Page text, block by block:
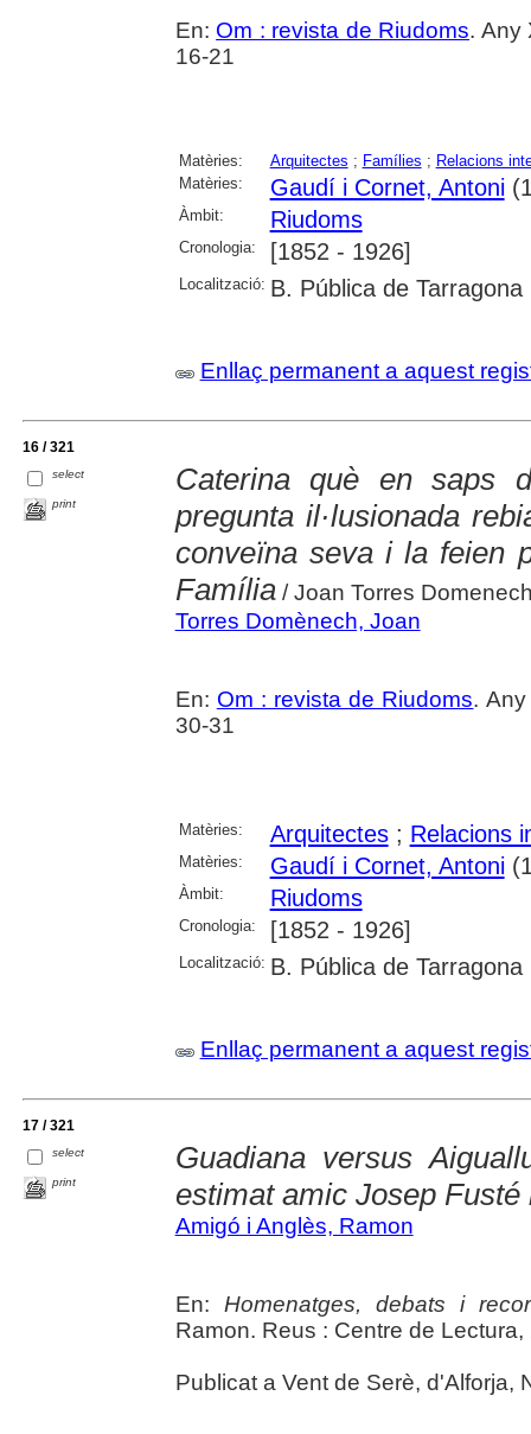
En: Om : revista de Riudoms. Any
16-21
Matèries: Arquitectes ; Famílies ; Relacions
Matèries:
Gaudí i Cornet, Antoni
Àmbit: Riudoms
Cronologia: [1852 - 1926]
Localització: B. Pública de Tarragona
Enllaç permanent a aquest
16 / 321
select
print
Caterina què en saps
pregunta il·lusionada
conveïna seva i la feien
Família/ Joan Torres
Torres Domènech, Joan
En: Om : revista de Riudoms.
30-31
Matèries: Arquitectes; Relacions
Matèries: Gaudí i Cornet, Antoni
Àmbit: Riudoms
Cronologia: [1852 - 1926]
Localització: B. Pública de Tarragona
Enllaç permanent a aquest
17 / 321
select
print
Guadiana versus
estimat amic Josep Fusté
Amigó i Anglès, Ramon
En: Homenatges, debats i
Ramon. Reus : Centre de
Publicat a Vent de Serè, d'Alforja,